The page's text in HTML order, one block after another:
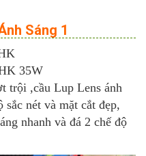
Sáng 1
35W
trội ,cầu Lup Lens ánh
sắc nét và mặt cắt đẹp,
nhanh và đá 2 chế độ